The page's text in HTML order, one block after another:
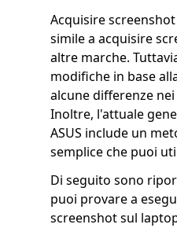
Acquisire
simile a acquisire
altre marche.
modifiche in base
alcune differenze
Inoltre, l'attuale
ASUS include un
semplice che puoi
Di seguito sono
puoi provare a
screenshot sul